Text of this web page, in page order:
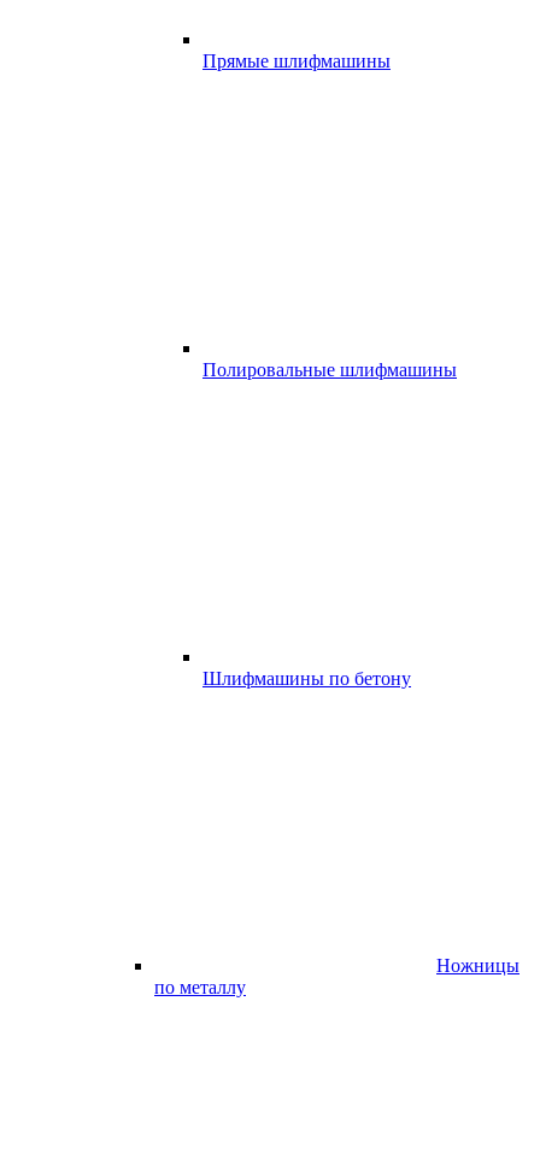
Прямые шлифмашины
Полировальные шлифмашины
Шлифмашины по бетону
Ножницы
по металлу